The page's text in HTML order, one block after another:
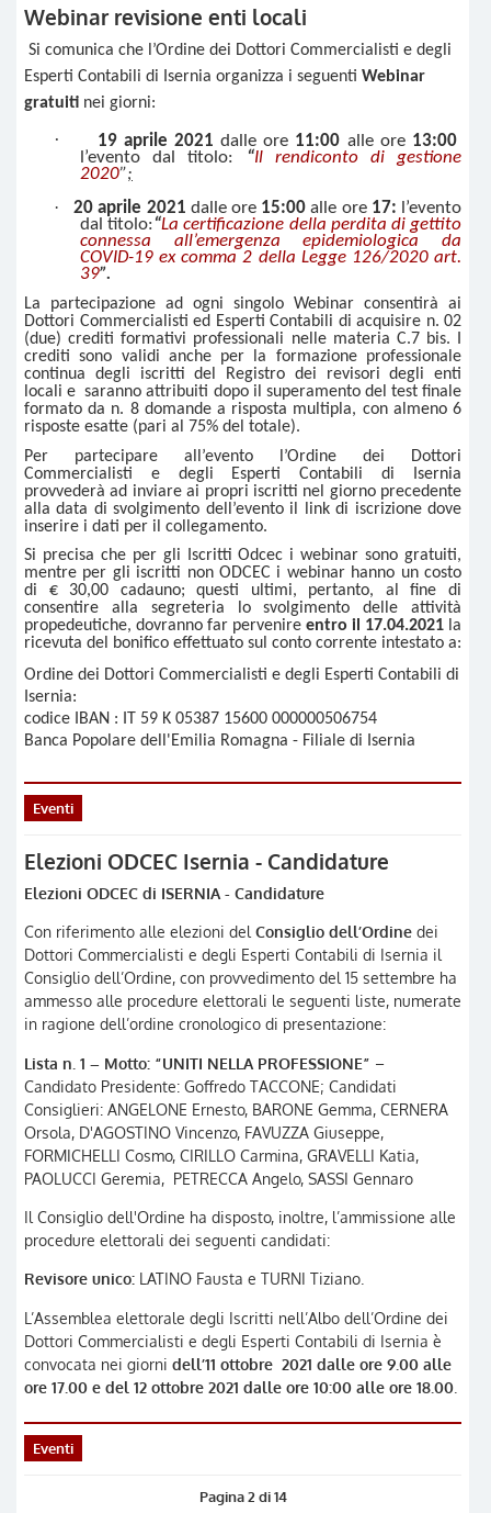
Webinar revisione enti locali
Eventi
Si comunica che l’Ordine dei Dottori Commercialisti e degli
Esperti Contabili di Isernia organizza i seguenti Webinar
gratuiti nei giorni:
· 19 aprile 2021 dalle ore 11:00 alle ore 13:00
l’evento dal titolo:
“Il rendiconto di gestione
2020”;
·
20 aprile 2021 dalle ore 15:00 alle ore 17: l’evento
dal titolo:“La certificazione della perdita di gettito
connessa all’emergenza epidemiologica da
COVID-19 ex comma 2 della Legge 126/2020 art.
39”.
La partecipazione ad ogni singolo Webinar consentirà ai
Dottori Commercialisti ed Esperti Contabili di acquisire n. 02
(due) crediti formativi professionali nelle materia C.7 bis. I
crediti sono validi anche per la formazione professionale
continua degli iscritti del Registro dei revisori degli enti
locali e saranno attribuiti dopo il superamento del test finale
formato da n. 8 domande a risposta multipla, con almeno 6
risposte esatte (pari al 75% del totale).
Per partecipare all’evento l’Ordine dei Dottori
Commercialisti e degli Esperti Contabili di Isernia
provvederà ad inviare ai propri iscritti nel giorno precedente
alla data di svolgimento dell’evento il link di iscrizione dove
inserire i dati per il collegamento.
Si precisa che per gli Iscritti Odcec i webinar sono gratuiti,
mentre per gli iscritti non ODCEC i webinar hanno un costo
di € 30,00 cadauno; questi ultimi, pertanto, al fine di
consentire alla segreteria lo svolgimento delle attività
propedeutiche, dovranno far pervenire entro il 17.04.2021 la
ricevuta del bonifico effettuato sul conto corrente intestato a:
Ordine dei Dottori Commercialisti e degli Esperti Contabili di
Isernia:
codice IBAN : IT 59 K 05387 15600 000000506754
Banca Popolare dell'Emilia Romagna - Filiale di Isernia
Elezioni ODCEC Isernia - Candidature
Eventi
Elezioni ODCEC di ISERNIA - Candidature
Con riferimento alle elezioni del Consiglio dell’Ordine dei
Dottori Commercialisti e degli Esperti Contabili di Isernia il
Consiglio dell’Ordine, con provvedimento del 15 settembre ha
ammesso alle procedure elettorali le seguenti liste, numerate
in ragione dell’ordine cronologico di presentazione:
Lista n. 1 – Motto: “UNITI NELLA PROFESSIONE” –
Candidato Presidente: Goffredo TACCONE; Candidati
Consiglieri: ANGELONE Ernesto, BARONE Gemma, CERNERA
Orsola, D'AGOSTINO Vincenzo, FAVUZZA Giuseppe,
FORMICHELLI Cosmo, CIRILLO Carmina, GRAVELLI Katia,
PAOLUCCI Geremia, PETRECCA Angelo, SASSI Gennaro
Il Consiglio dell'Ordine ha disposto, inoltre, l’ammissione alle
procedure elettorali dei seguenti candidati:
Revisore unico: LATINO Fausta e TURNI Tiziano.
L’Assemblea elettorale degli Iscritti nell’Albo dell’Ordine dei
Dottori Commercialisti e degli Esperti Contabili di Isernia è
convocata nei giorni dell’11 ottobre 2021 dalle ore 9.00 alle
ore 17.00 e del 12 ottobre 2021 dalle ore 10:00 alle ore 18.00
Pagina 2 di 14